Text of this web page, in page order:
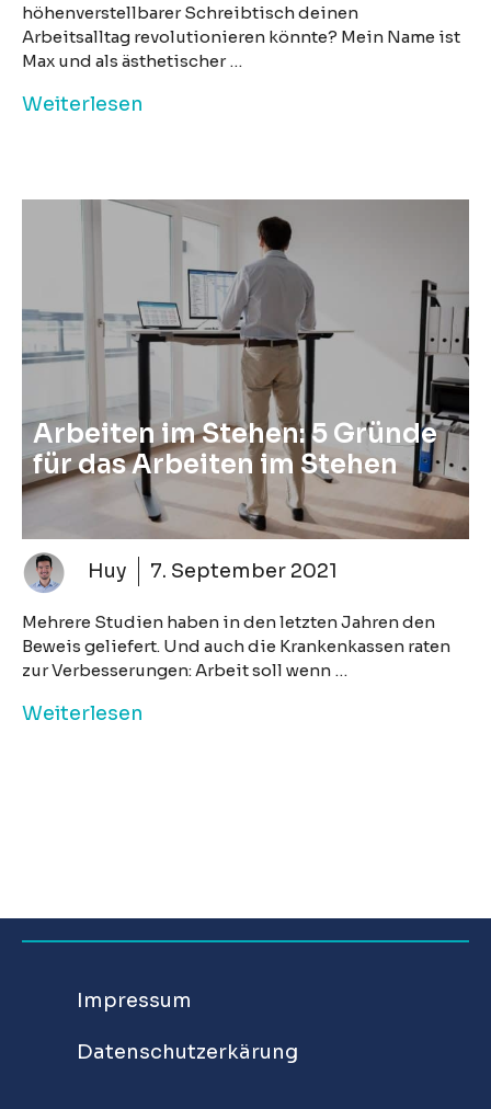
höhenverstellbarer Schreibtisch deinen
Arbeitsalltag revolutionieren könnte? Mein Name ist
Max und als ästhetischer …
Weiterlesen
Arbeiten im Stehen: 5 Gründe
für das Arbeiten im Stehen
Huy 7. September 2021
Mehrere Studien haben in den letzten Jahren den
Beweis geliefert. Und auch die Krankenkassen raten
zur Verbesserungen: Arbeit soll wenn …
Weiterlesen
Impressum
Datenschutzerkärung